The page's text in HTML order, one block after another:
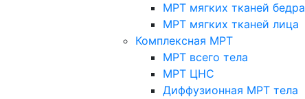
МРТ мягких тканей бедра
МРТ мягких тканей лица
Комплексная МРТ
МРТ всего тела
МРТ ЦНС
Диффузионная МРТ тела